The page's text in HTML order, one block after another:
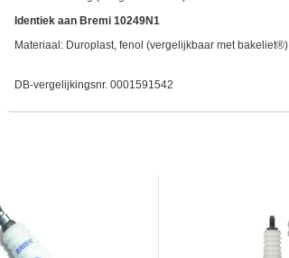
Identiek aan Bremi 10249N1
Materiaal: Duroplast, fenol (vergelijkbaar met bakeliet®)
DB-vergelijkingsnr. 0001591542